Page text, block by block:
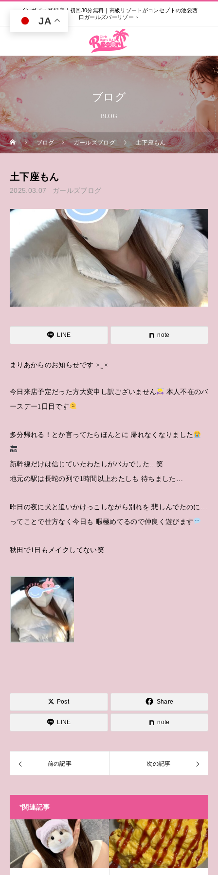
インボイス登録店｜初回30分無料｜高級リゾートがコンセプトの池袋西
口ガールズバーリゾート
ブログ
BLOG
ブログ ガールズブログ 土下座もん
土下座もん
2025.03.07 ガールズブログ
LINE note
まりあからのお知らせです × ̫ ×
今日来店予定だった方大変申し訳ございません
本人不在のバ
ースデー1日目です
多分帰れる！とか言ってたらほんとに 帰れなくなりました
新幹線だけは信じていたわたしがバカでした…笑
地元の駅は長蛇の列で1時間以上わたしも 待ちました…
昨日の夜に犬と追いかけっこしながら別れを 悲しんでたのに…
ってことで仕方なく今日も 暇極めてるので仲良く遊びます
秋田で1日もメイクしてない笑
Post Share
LINE note
前の記事 次の記事
*関連記事
JA